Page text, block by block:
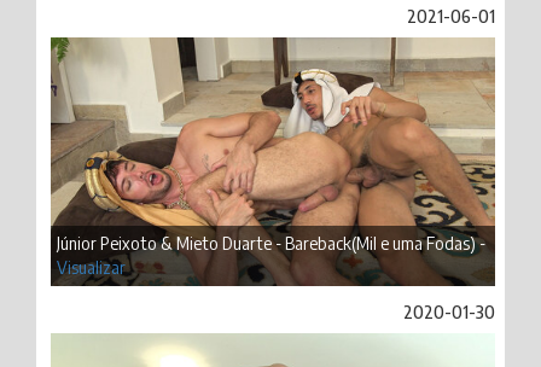
2021-06-01
Júnior Peixoto & Mieto Duarte - Bareback(Mil e uma Fodas) -
Visualizar
2020-01-30